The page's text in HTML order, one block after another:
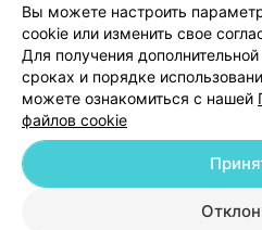
Добавить
Вы можете настроить
cookie или изменить свое
Для получения
сроках и порядке
можете ознакомиться с нашей
файлов cookie